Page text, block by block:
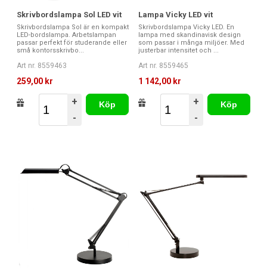
Skrivbordslampa Sol LED vit
Skrivbordslampa Sol är en kompakt
LED-bordslampa. Arbetslampan
passar perfekt för studerande eller
små kontorsskrivbo...
Art nr. 8559463
259,00 kr
+
-
Köp
Lampa Vicky LED vit
Skrivbordslampa Vicky LED. En
lampa med skandinavisk design
som passar i många miljöer. Med
justerbar intensitet och ...
Art nr. 8559465
1 142,00 kr
+
-
Köp